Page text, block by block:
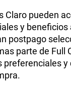
Claro pueden
y beneficios
postpago
parte de Full
preferenciales y